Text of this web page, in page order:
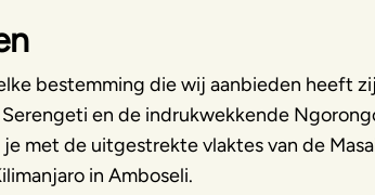
bestemming die wij aanbieden heeft
en de indrukwekkende
met de uitgestrekte vlaktes van de
in Amboseli.